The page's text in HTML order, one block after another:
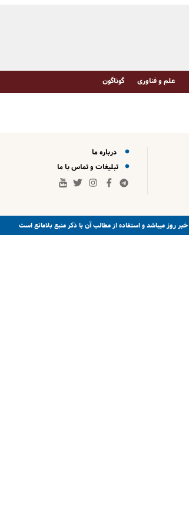
علم و فناوری گوناگون
درباره ما
تبلیغات و تماس با ما
خبر روزمیباشد و استفاده از مطالب آن با ذکر منبع بلامانع است